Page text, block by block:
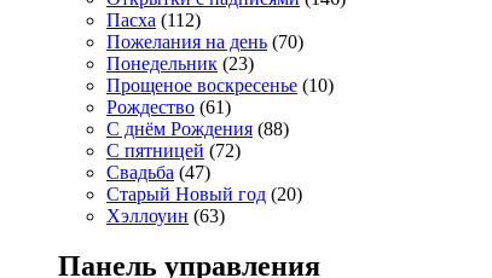
Пасха (112)
Пожелания на день (70)
Понедельник (23)
Прощеное воскресенье (10)
Рождество (61)
С днём Рождения (88)
С пятницей (72)
Свадьба (47)
Старый Новый год (20)
Хэллоуин (63)
Панель управления